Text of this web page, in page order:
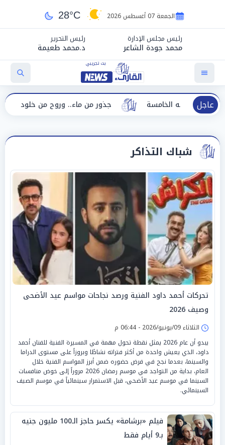
الجمعة 07 أغسطس 2026 28°C
رئيس مجلس الإدارة
محمد جودة الشاعر
رئيس التحرير
د.محمد طعيمة
عاجل جذور من ماء.. وروح من خلود هدى زوين الخامسة
شباك التذاكر
تحركات أحمد داود الفنية ورصد نجاحات مواسم عيد الأضحى
وصيف 2026
الثلاثاء 09/يونيو/2026 - 06:44 م
يبدو أن عام 2026 يمثل نقطة تحول مهمة في المسيرة الفنية للفنان أحمد
داود، الذي يعيش واحدة من أكثر فتراته نشاطًا وبروزاً على مستوى الدراما
والسينما، بعدما نجح في فرض حضوره ضمن أبرز المواسم الفنية خلال
العام، بداية من التواجد في موسم رمضان 2026 مروراً إلى خوض منافسات
السينما في موسم عيد الأضحى، قبل الاستمرار سينمائياً في موسم الصيف
السينمائي.
فيلم «برشامة» يكسر حاجز الـ100 مليون جنيه
بـ9 أيام فقط